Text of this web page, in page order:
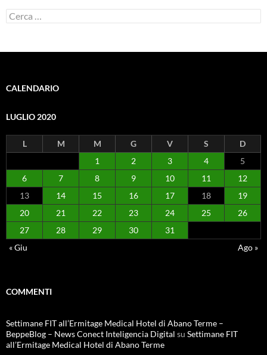
Ricerca
per:
CALENDARIO
LUGLIO 2020
L M M G V S
D
1
2 3 4
5
6
7 8 9 10 11
12
13
14 15 16 17 18
19
20
21 22 23 24 25
26
27
28 29 30
31
« Giu
Ago »
COMMENTI
Settimane FIT all’Ermitage Medical Hotel di Abano Terme –
BeppeBlog – News Conect Inteligencia Digital su Settimane FIT
all’Ermitage Medical Hotel di Abano Terme